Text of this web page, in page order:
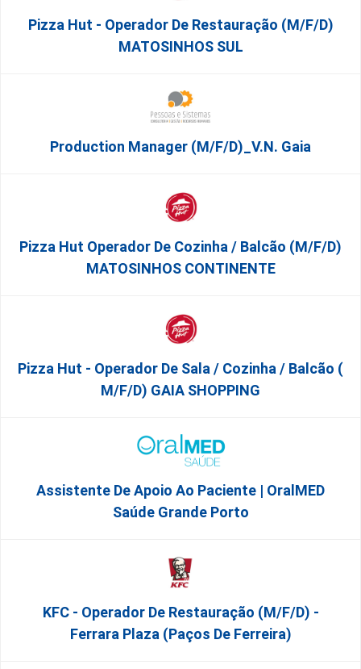
Pizza Hut - Operador De Restauração (m/f/d)
MATOSINHOS SUL
Production Manager (m/f/d)_V.N. Gaia
Pizza Hut Operador De Cozinha / Balcão (m/f/d)
MATOSINHOS CONTINENTE
Pizza Hut - Operador De Sala / Cozinha / Balcão (
M/f/d) GAIA SHOPPING
Assistente De Apoio Ao Paciente | OralMED
Saúde Grande Porto
KFC - Operador De Restauração (m/f/d) -
Ferrara Plaza (Paços De Ferreira)